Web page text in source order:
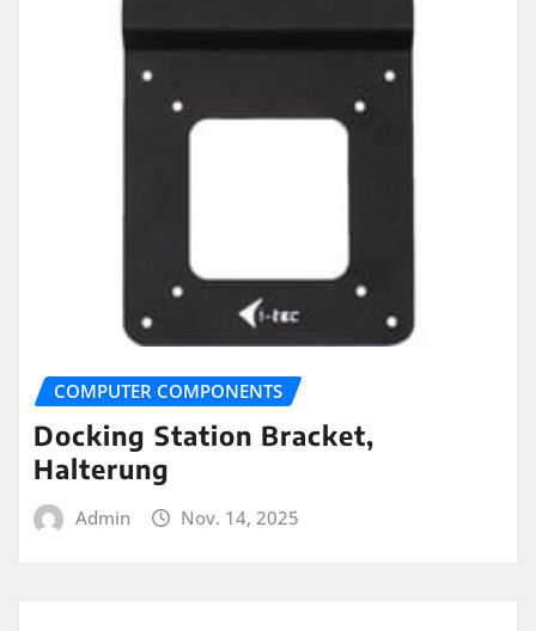
COMPUTER COMPONENTS
Docking Station Bracket,
Halterung
Admin Nov. 14, 2025